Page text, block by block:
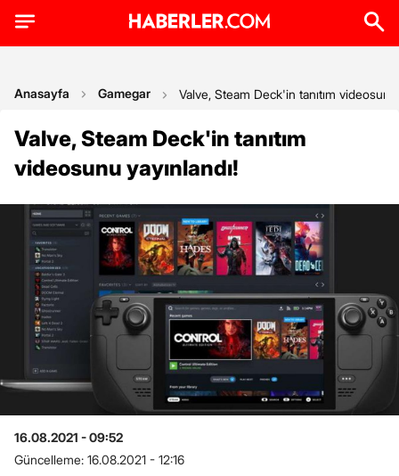
Anasayfa Gamegar Valve, Steam Deck'in tanıtım videosunu
Valve, Steam Deck'in tanıtım
videosunu yayınlandı!
16.08.2021 - 09:52
Güncelleme: 16.08.2021 - 12:16